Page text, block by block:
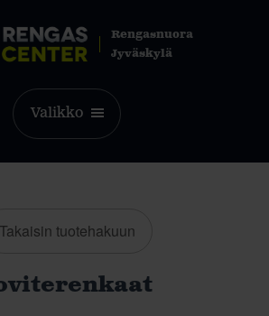
Rengasnuora
Jyväskylä
Valikko
Takaisin tuotehakuun